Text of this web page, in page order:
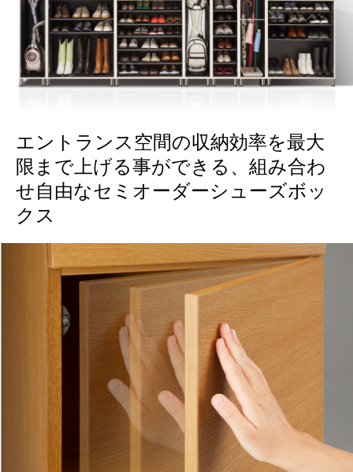
エントランス空間の収納効率を最大
限まで上げる事ができる、組み合わ
せ自由なセミオーダーシューズボッ
クス